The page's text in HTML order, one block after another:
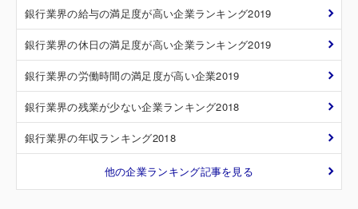
銀行業界の給与の満足度が高い企業ランキング2019
銀行業界の休日の満足度が高い企業ランキング2019
銀行業界の労働時間の満足度が高い企業2019
銀行業界の残業が少ない企業ランキング2018
銀行業界の年収ランキング2018
他の企業ランキング記事を見る